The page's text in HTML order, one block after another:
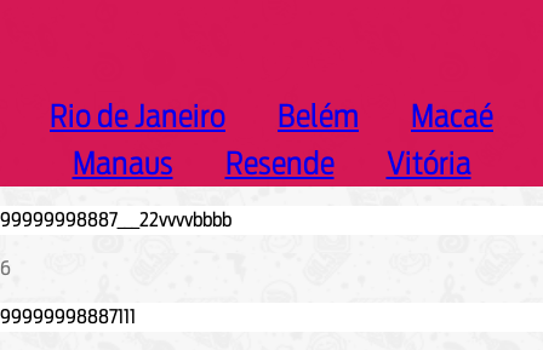
Rio de Janeiro Belém
Macaé
Manaus
Resende Vitória
6